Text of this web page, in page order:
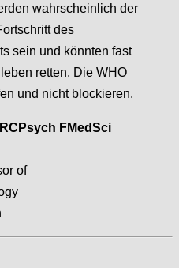
wahrscheinlich der
des
sein und könnten fast
retten. Die WHO
und nicht blockieren.
FMedSci
of